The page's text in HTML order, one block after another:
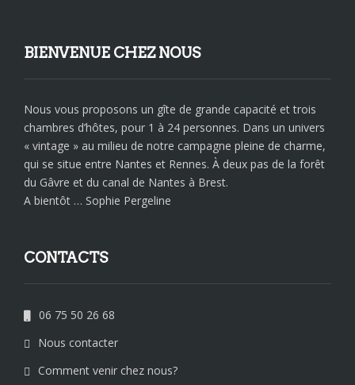
BIENVENUE CHEZ NOUS
Nous vous proposons un gîte de grande capacité et trois
chambres d’hôtes, pour 1 à 24 personnes. Dans un univers
« vintage » au milieu de notre campagne pleine de charme,
qui se situe entre Nantes et Rennes. À deux pas de la forêt
du Gâvre et du canal de Nantes à Brest.
A bientôt … Sophie Pergeline
CONTACTS
06 75 50 26 68
Nous contacter
Comment venir chez nous?